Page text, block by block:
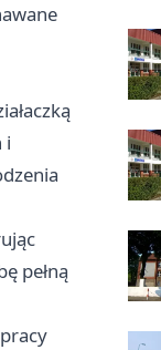
i
pełną